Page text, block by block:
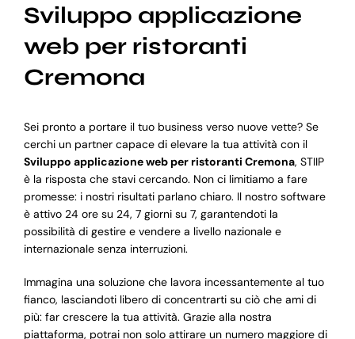
Sviluppo applicazione
web per ristoranti
Cremona
Sei pronto a portare il tuo business verso nuove vette? Se
cerchi un partner capace di elevare la tua attività con il
Sviluppo applicazione web per ristoranti Cremona, STIIP
è la risposta che stavi cercando. Non ci limitiamo a fare
promesse: i nostri risultati parlano chiaro. Il nostro software
è attivo 24 ore su 24, 7 giorni su 7, garantendoti la
possibilità di gestire e vendere a livello nazionale e
internazionale senza interruzioni.
Immagina una soluzione che lavora incessantemente al tuo
fianco, lasciandoti libero di concentrarti su ciò che ami di
più: far crescere la tua attività. Grazie alla nostra
piattaforma, potrai non solo attirare un numero maggiore di